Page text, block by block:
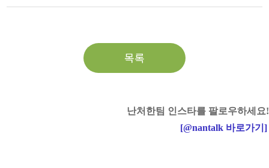
목록
난처한팀 인스타를 팔로우하세요!
[@nantalk 바로가기 ]